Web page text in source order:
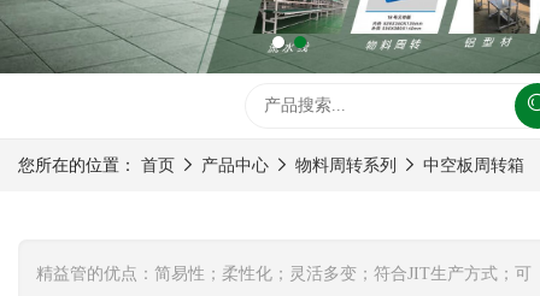
您所在的位置： 首页 产品中心 物料周转系列 中空板周转箱
精益管的优点：简易性；柔性化；灵活多变；符合JIT生产方式；可